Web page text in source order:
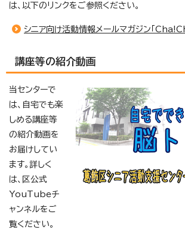
は、以下のリンクをご参照ください。
シニア向け活動情報メールマガジン「
講座等の紹介動画
当センターで
は、自宅でも楽
しめる講座等
の紹介動画を
お届けしてい
ます。詳しく
は、区公式
YouTubeチ
ャンネルをご
覧ください。